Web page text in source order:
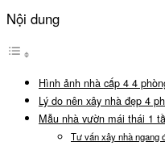
Nội dung
Hình ảnh nhà cấp 4 4
Lý do nên xây nhà đẹp 4
Mẫu nhà vườn mái thái 1
Tư vấn xây nhà ngang